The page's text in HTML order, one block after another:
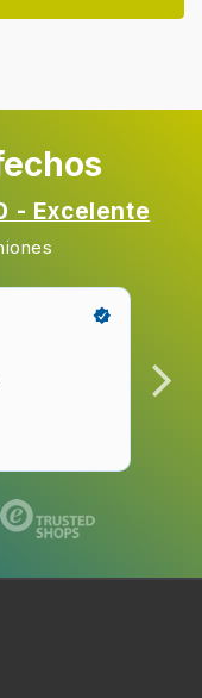
- Excelente